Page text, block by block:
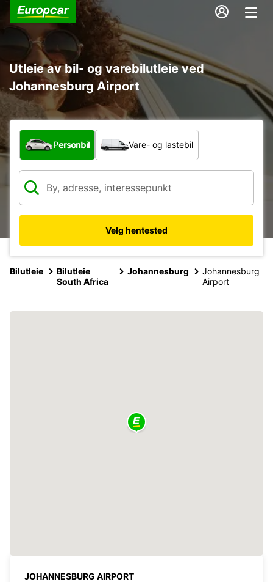
Utleie av bil- og varebilutleie ved
Johannesburg Airport
Hvilken type bil?
Personbil Vare- og lastebil
Velg hentested
Bilutleie
Bilutleie
South Africa
Johannesburg
Johannesburg
Airport
JOHANNESBURG AIRPORT